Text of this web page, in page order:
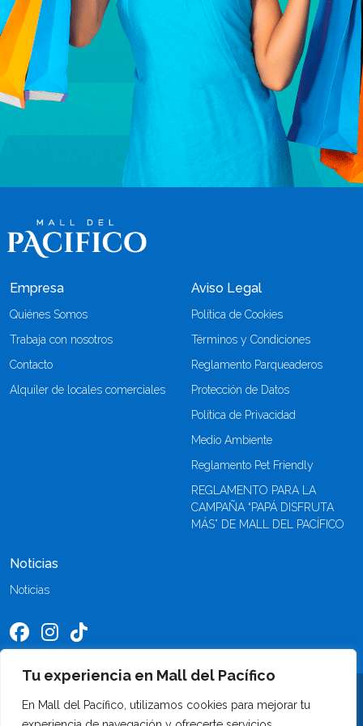
Tu experiencia en Mall del Pacífico
En Mall del Pacífico, utilizamos cookies para mejorar tu
Empresa
Quiénes Somos
Trabaja con nosotros
Contacto
Alquiler de locales comerciales
Aviso Legal
Política de Cookies
Términos y Condiciones
Reglamento Parqueaderos
Protección de Datos
Política de Privacidad
Medio Ambiente
Reglamento Pet Friendly
REGLAMENTO PARA LA
CAMPAÑA “PAPÁ DISFRUTA
MÁS” DE MALL DEL PACÍFICO
Noticias
Noticias
©2026 Mall del Pacífico. Todos los derechos reservados